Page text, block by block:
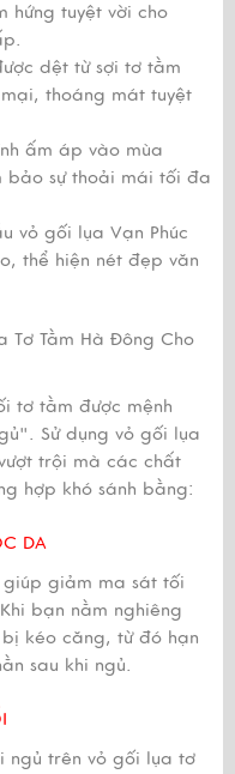
hứng tuyệt vời cho
dệt từ sợi tơ tằm
thoáng mát tuyệt
ấm áp vào mùa
bảo sự thoải mái tối đa
vỏ gối lụa Vạn Phúc
thể hiện nét đẹp văn
Tơ Tằm Hà Đông Cho
tơ tằm được mệnh
Sử dụng vỏ gối lụa
trội mà các chất
hợp khó sánh bằng:
DA
giảm ma sát tối
bạn nằm nghiêng
kéo căng, từ đó hạn
sau khi ngủ.
ngủ trên vỏ gối lụa tơ